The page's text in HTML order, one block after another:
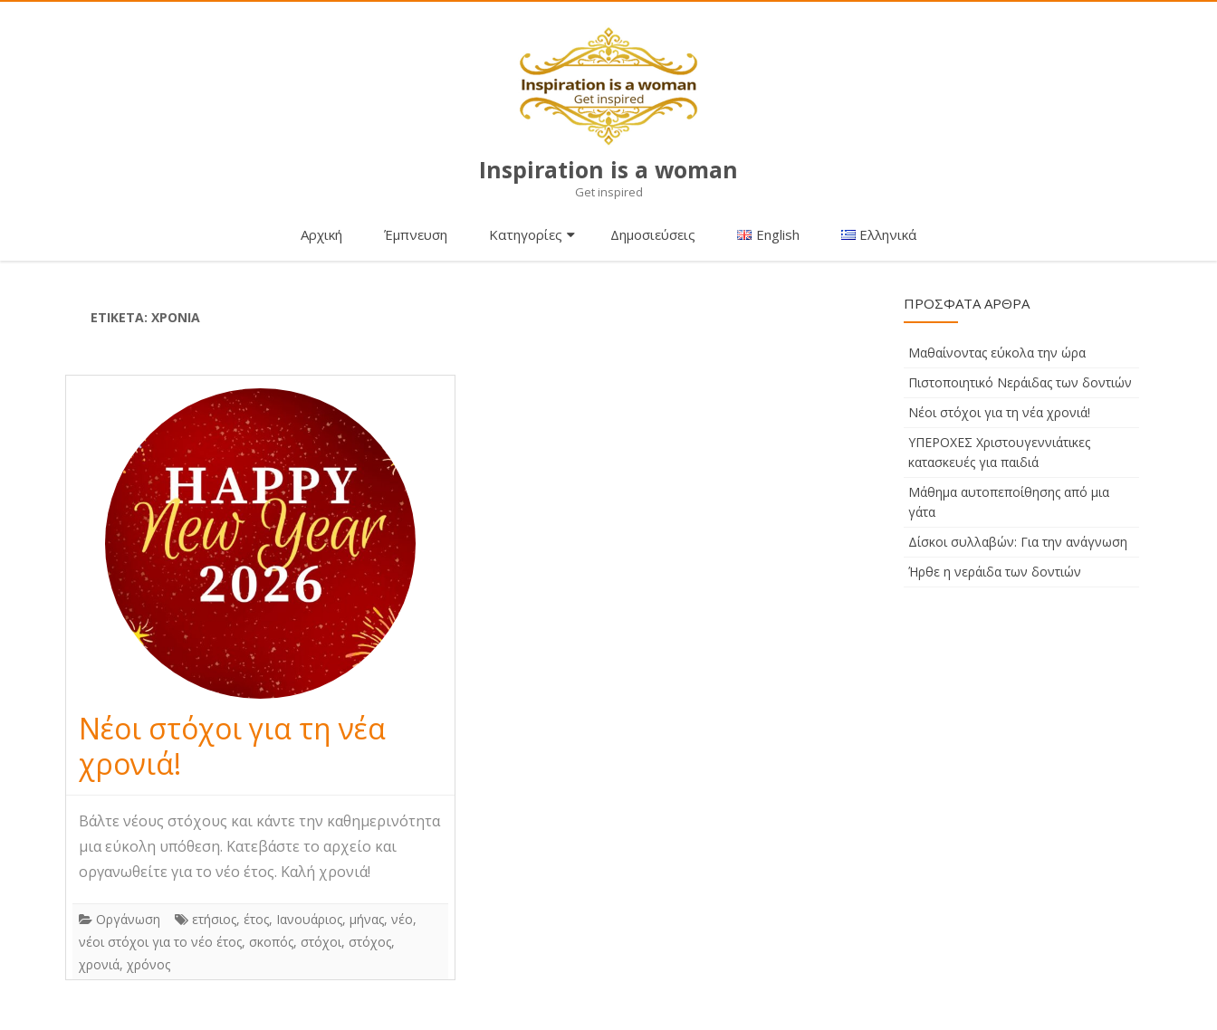
Inspiration is a woman
Get inspired
σε
περιεχόμενο
Αρχική Έμπνευση Κατηγορίες Δημοσιεύσεις English Ελληνικά
ΕΤΙΚΈΤΑ: ΧΡΟΝΙΆ
Νέοι στόχοι για τη νέα
χρονιά!
Βάλτε νέους στόχους και κάντε την καθημερινότητα
μια εύκολη υπόθεση. Κατεβάστε το αρχείο και
οργανωθείτε για το νέο έτος. Καλή χρονιά!
Οργάνωση ετήσιος, έτος, Ιανουάριος, μήνας, νέο,
νέοι στόχοι για το νέο έτος, σκοπός, στόχοι, στόχος,
χρονιά, χρόνος
ΠΡΌΣΦΑΤΑ ΆΡΘΡΑ
Μαθαίνοντας εύκολα την ώρα
Πιστοποιητικό Νεράιδας των δοντιών
Νέοι στόχοι για τη νέα χρονιά!
ΥΠΕΡΟΧΕΣ Χριστουγεννιάτικες
κατασκευές για παιδιά
Μάθημα αυτοπεποίθησης από μια
γάτα
Δίσκοι συλλαβών: Για την ανάγνωση
Ήρθε η νεράιδα των δοντιών